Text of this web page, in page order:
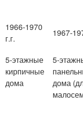
1966-1970
г.г.
1967-
5-этажные
кирпичные
дома
5-
дома